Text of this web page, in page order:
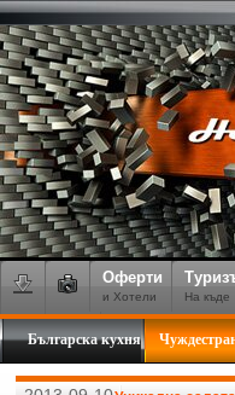
Оферти
и Хотели На къде
Българска кухня